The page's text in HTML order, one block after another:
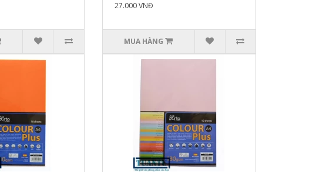
27.000 VNĐ
MUA HÀNG